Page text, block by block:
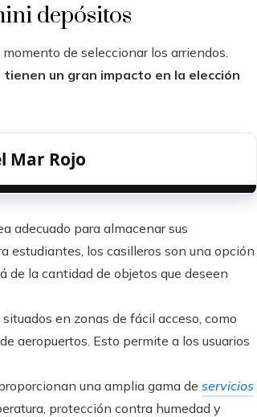
depósitos
de seleccionar los arriendos.
un gran impacto en la elección
Mar Rojo
adecuado para almacenar sus
estudiantes, los casilleros son una opción
de la cantidad de objetos que deseen
situados en zonas de fácil acceso, como
aeropuertos. Esto permite a los usuarios
una amplia gama de servicios
protección contra humedad y